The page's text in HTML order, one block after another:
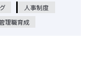
人事制度
理職育成